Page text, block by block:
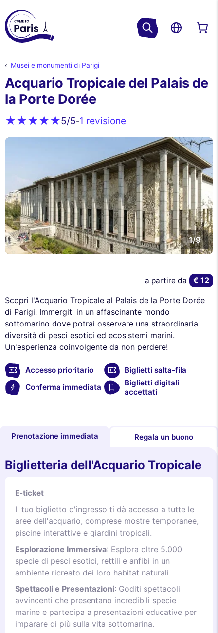
Musei e monumenti di Parigi
Acquario Tropicale del Palais de
la Porte Dorée
5/5-1 revisione
1/9
Scopri l'Acquario Tropicale al Palais de la Porte Dorée
di Parigi. Immergiti in un affascinante mondo
sottomarino dove potrai osservare una straordinaria
diversità di pesci esotici ed ecosistemi marini.
Un'esperienza coinvolgente da non perdere!
Accesso prioritario
Biglietti salta-fila
Conferma immediata
Biglietti digitali
accettati
a partire da € 12
Prenotazione immediata Regala un buono
Biglietteria dell'Acquario Tropicale
E-ticket
Il tuo biglietto d'ingresso ti dà accesso a tutte le
aree dell'acquario, comprese mostre temporanee,
piscine interattive e giardini tropicali.
Esplorazione Immersiva: Esplora oltre 5.000
specie di pesci esotici, rettili e anfibi in un
ambiente ricreato dei loro habitat naturali.
Spettacoli e Presentazioni: Goditi spettacoli
avvincenti che presentano incredibili specie
marine e partecipa a presentazioni educative per
imparare di più sulla vita sottomarina.